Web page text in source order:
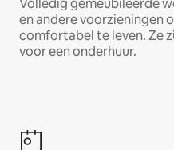
Volledig gemeubileerde
en andere voorzieningen
comfortabel te leven. Ze
voor een onderhuur.